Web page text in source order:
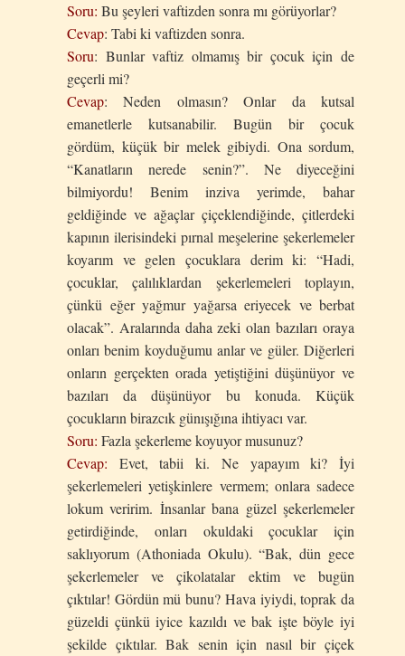
Soru: Bu şeyleri vaftizden sonra mı görüyorlar?
Cevap: Tabi ki vaftizden sonra.
Soru: Bunlar vaftiz olmamış bir çocuk için de
geçerli mi?
Cevap: Neden olmasın? Onlar da kutsal
emanetlerle kutsanabilir. Bugün bir çocuk
gördüm, küçük bir melek gibiydi. Ona sordum,
“Kanatların nerede senin?”. Ne diyeceğini
bilmiyordu! Benim inziva yerimde, bahar
geldiğinde ve ağaçlar çiçeklendiğinde, çitlerdeki
kapının ilerisindeki pırnal meşelerine şekerlemeler
koyarım ve gelen çocuklara derim ki: “Hadi,
çocuklar, çalılıklardan şekerlemeleri toplayın,
çünkü eğer yağmur yağarsa eriyecek ve berbat
olacak”. Aralarında daha zeki olan bazıları oraya
onları benim koyduğumu anlar ve güler. Diğerleri
onların gerçekten orada yetiştiğini düşünüyor ve
bazıları da düşünüyor bu konuda. Küçük
çocukların birazcık günışığına ihtiyacı var.
Soru: Fazla şekerleme koyuyor musunuz?
Cevap: Evet, tabii ki. Ne yapayım ki? İyi
şekerlemeleri yetişkinlere vermem; onlara sadece
lokum veririm. İnsanlar bana güzel şekerlemeler
getirdiğinde, onları okuldaki çocuklar için
saklıyorum (Athoniada Okulu). “Bak, dün gece
şekerlemeler ve çikolatalar ektim ve bugün
çıktılar! Gördün mü bunu? Hava iyiydi, toprak da
güzeldi çünkü iyice kazıldı ve bak işte böyle iyi
şekilde çıktılar. Bak senin için nasıl bir çiçek